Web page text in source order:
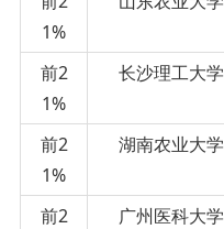
1%
前2
1%
长沙理工大学
前2
1%
湖南农业大学
前2
广州医科大学